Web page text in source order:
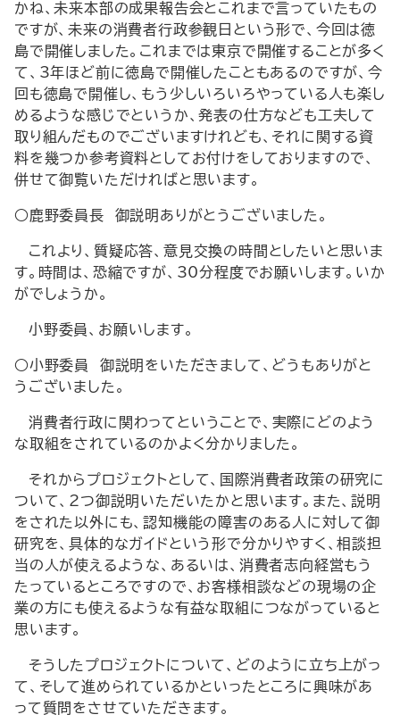
かね、未来本部の成果報告会とこれまで言っていたもの
ですが、未来の消費者行政参観日という形で、今回は徳
島で開催しました。これまでは東京で開催することが多く
て、3年ほど前に徳島で開催したこともあるのですが、今
回も徳島で開催し、もう少しいろいろやっている人も楽し
めるような感じでというか、発表の仕方なども工夫して
取り組んだものでございますけれども、それに関する資
料を幾つか参考資料としてお付けをしておりますので、
併せて御覧いただければと思います。
○鹿野委員長 御説明ありがとうございました。
これより、質疑応答、意見交換の時間としたいと思いま
す。時間は、恐縮ですが、30分程度でお願いします。いか
がでしょうか。
小野委員、お願いします。
○小野委員 御説明をいただきまして、どうもありがと
うございました。
消費者行政に関わってということで、実際にどのよう
な取組をされているのかよく分かりました。
それからプロジェクトとして、国際消費者政策の研究に
ついて、2つ御説明いただいたかと思います。また、説明
をされた以外にも、認知機能の障害のある人に対して御
研究を、具体的なガイドという形で分かりやすく、相談担
当の人が使えるような、あるいは、消費者志向経営もう
たっているところですので、お客様相談などの現場の企
業の方にも使えるような有益な取組につながっていると
思います。
そうしたプロジェクトについて、どのように立ち上がっ
て、そして進められているかといったところに興味があ
って質問をさせていただきます。